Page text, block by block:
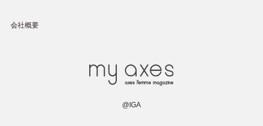
会社概要
@IGA